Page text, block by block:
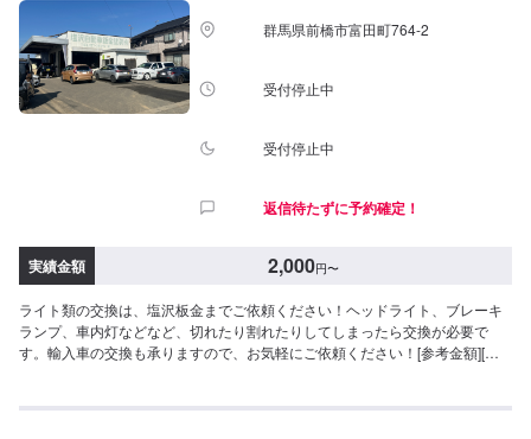
群馬県前橋市富田町764-2
受付停止中
受付停止中
返信待たずに予約確定！
実績金額 2,000円〜
ライト類の交換は、塩沢板金までご依頼ください！ヘッドライト、ブレーキ
ランプ、車内灯などなど、切れたり割れたりしてしまったら交換が必要で
す。輸入車の交換も承りますので、お気軽にご依頼ください！[参考金額][ヘ